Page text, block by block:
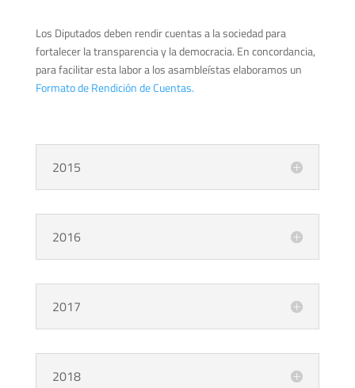
Los Diputados deben rendir cuentas a la sociedad para
fortalecer la transparencia y la democracia. En concordancia,
para facilitar esta labor a los asambleístas elaboramos un
Formato de Rendición de Cuentas.
2015
2016
2017
2018